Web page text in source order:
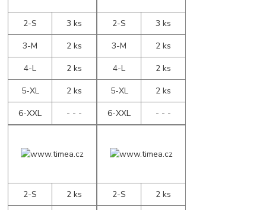
2-S
3 ks
3-M
2 ks
4-L
2 ks
5-XL
2 ks
6-XXL
- - -
2-S
3 ks
3-M
2 ks
4-L
2 ks
5-XL
2 ks
6-XXL
- - -
2-S
2 ks
2-S
2 ks